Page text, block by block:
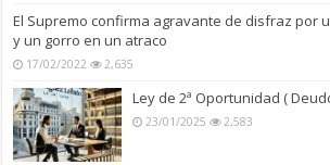
El Supremo confirma agravante de disfraz por
y un gorro en un atraco
17/02/2022 2,635
Ley de 2ª Oportunidad (
23/01/2025 2,583